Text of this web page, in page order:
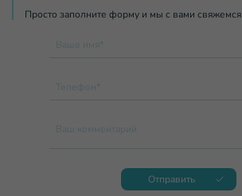
Просто заполните форму и мы с вами свяжемся
Ваше имя*
Телефон*
Ваш комментарий
Отправить